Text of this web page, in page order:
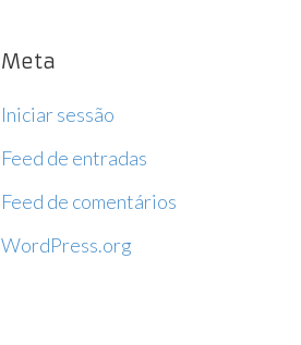
Meta
Iniciar sessão
Feed de entradas
Feed de comentários
WordPress.org